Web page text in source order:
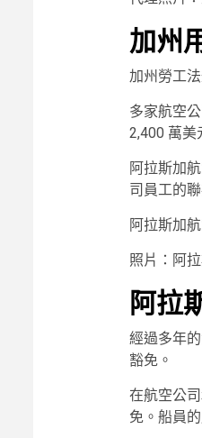
加州
加州勞工
多家航空
2,400 萬美
阿拉斯加
司員工的
阿拉斯加
照片：阿
阿拉
經過多年
豁免。
在航空公
免。船員